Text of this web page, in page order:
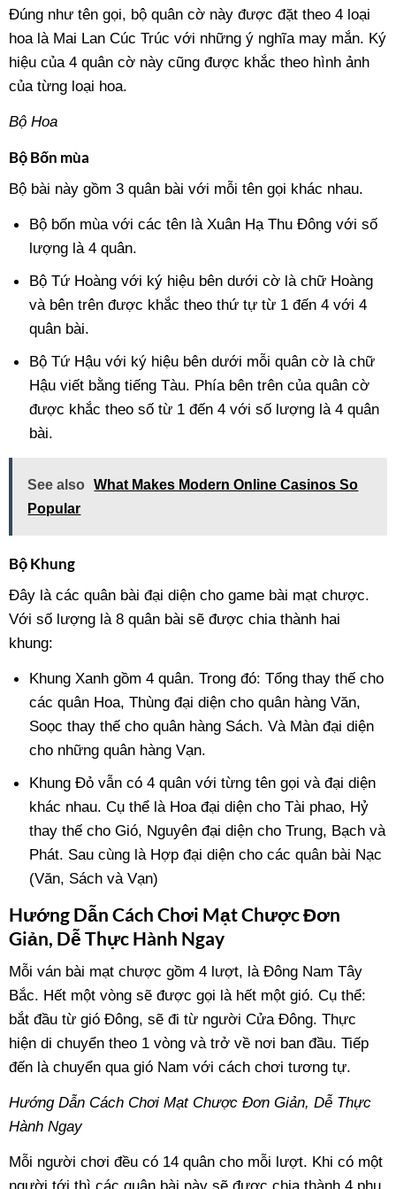
Đúng như tên gọi, bộ quân cờ này được đặt theo 4 loại
hoa là Mai Lan Cúc Trúc với những ý nghĩa may mắn. Ký
hiệu của 4 quân cờ này cũng được khắc theo hình ảnh
của từng loại hoa.
Bộ Hoa
Bộ Bốn mùa
Bộ bài này gồm 3 quân bài với mỗi tên gọi khác nhau.
Bộ bốn mùa với các tên là Xuân Hạ Thu Đông với số
lượng là 4 quân.
Bộ Tứ Hoàng với ký hiệu bên dưới cờ là chữ Hoàng
và bên trên được khắc theo thứ tự từ 1 đến 4 với 4
quân bài.
Bộ Tứ Hậu với ký hiệu bên dưới mỗi quân cờ là chữ
Hậu viết bằng tiếng Tàu. Phía bên trên của quân cờ
được khắc theo số từ 1 đến 4 với số lượng là 4 quân
bài.
See also
What Makes Modern Online Casinos So
Popular
Bộ Khung
Đây là các quân bài đại diện cho game bài mạt chược.
Với số lượng là 8 quân bài sẽ được chia thành hai
khung:
Khung Xanh gồm 4 quân. Trong đó: Tổng thay thế cho
các quân Hoa, Thùng đại diện cho quân hàng Văn,
Soọc thay thế cho quân hàng Sách. Và Màn đại diện
cho những quân hàng Vạn.
Khung Đỏ vẫn có 4 quân với từng tên gọi và đại diện
khác nhau. Cụ thể là Hoa đại diện cho Tài phao, Hỷ
thay thế cho Gió, Nguyên đại diện cho Trung, Bạch và
Phát. Sau cùng là Hợp đại diện cho các quân bài Nạc
(Văn, Sách và Vạn)
Hướng Dẫn Cách Chơi Mạt Chược Đơn
Giản, Dễ Thực Hành Ngay
Mỗi ván bài mạt chược gồm 4 lượt, là Đông Nam Tây
Bắc. Hết một vòng sẽ được gọi là hết một gió. Cụ thể:
bắt đầu từ gió Đông, sẽ đi từ người Cửa Đông. Thực
hiện di chuyển theo 1 vòng và trở về nơi ban đầu. Tiếp
đến là chuyển qua gió Nam với cách chơi tương tự.
Hướng Dẫn Cách Chơi Mạt Chược Đơn Giản, Dễ Thực
Hành Ngay
Mỗi người chơi đều có 14 quân cho mỗi lượt. Khi có một
người tới thì các quân bài này sẽ được chia thành 4 phu,